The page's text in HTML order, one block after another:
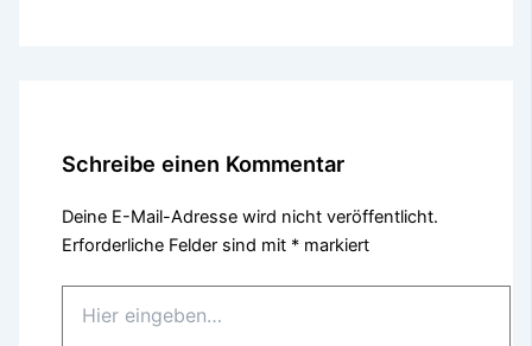
Schreibe einen Kommentar
Deine E-Mail-Adresse wird nicht veröffentlicht.
Erforderliche Felder sind mit * markiert
eingeben…